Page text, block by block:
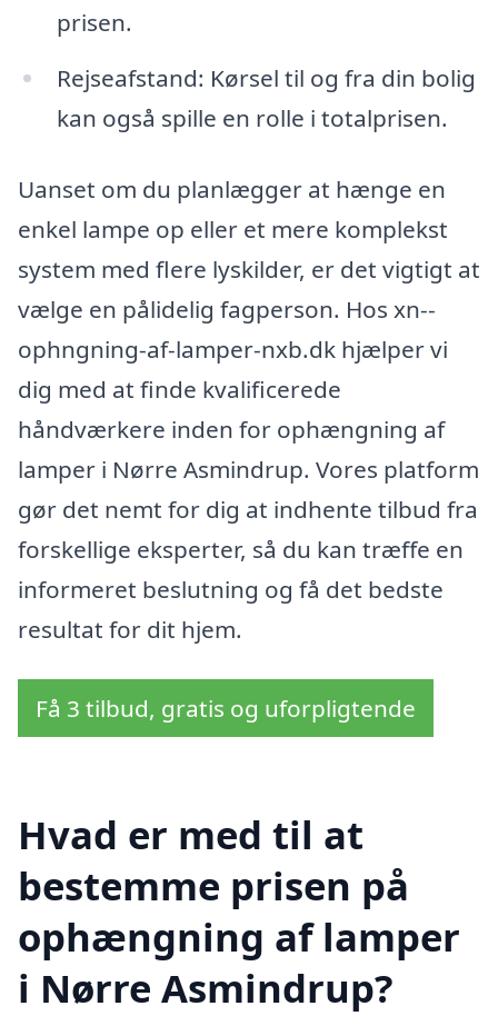
prisen.
Rejseafstand: Kørsel til og fra din bolig
kan også spille en rolle i totalprisen.
Uanset om du planlægger at hænge en
enkel lampe op eller et mere komplekst
system med flere lyskilder, er det vigtigt at
vælge en pålidelig fagperson. Hos xn--
ophngning-af-lamper-nxb.dk hjælper vi
dig med at finde kvalificerede
håndværkere inden for ophængning af
lamper i Nørre Asmindrup. Vores platform
gør det nemt for dig at indhente tilbud fra
forskellige eksperter, så du kan træffe en
informeret beslutning og få det bedste
resultat for dit hjem.
Få 3 tilbud, gratis og uforpligtende
Hvad er med til at
bestemme prisen på
ophængning af lamper
i Nørre Asmindrup?